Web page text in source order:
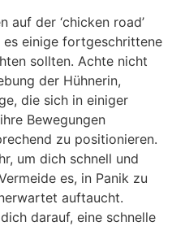
auf der ‘chicken road’
einige fortgeschrittene
sollten. Achte nicht
der Hühnerin,
die sich in einiger
Bewegungen
zu positionieren.
um dich schnell und
es, in Panik zu
auftaucht.
darauf, eine schnelle